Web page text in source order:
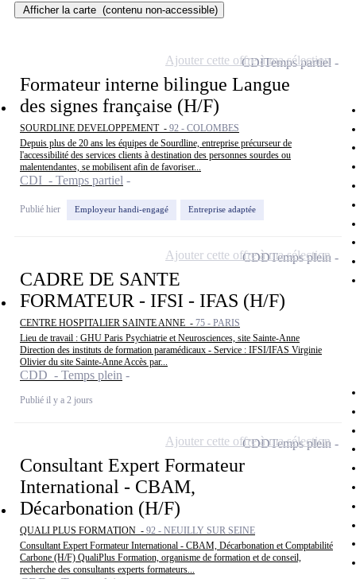
Afficher la carte (contenu non-accessible)
Formateur interne bilingue Langue
des signes française (H/F)
SOURDLINE DEVELOPPEMENT - 92 - COLOMBES
Depuis plus de 20 ans les équipes de Sourdline, entreprise précurseur de
l'accessibilité des services clients à destination des personnes sourdes ou
malentendantes, se mobilisent afin de favoriser...
CDI - Temps partiel
Publié hier Employeur handi-engagé Entreprise adaptée
CDITemps partiel
Ajouter cette offre à ma sélection
CADRE DE SANTE
FORMATEUR - IFSI - IFAS (H/F)
CENTRE HOSPITALIER SAINTE ANNE - 75 - PARIS
Lieu de travail : GHU Paris Psychiatrie et Neurosciences, site Sainte-Anne
Direction des instituts de formation paramédicaux - Service : IFSI/IFAS Virginie
Olivier du site Sainte-Anne Accès par...
CDD - Temps plein
Publié il y a 2 jours
CDDTemps plein
Ajouter cette offre à ma sélection
Consultant Expert Formateur
International - CBAM,
Décarbonation (H/F)
QUALI PLUS FORMATION - 92 - NEUILLY SUR SEINE
Consultant Expert Formateur International - CBAM, Décarbonation et Comptabilité
Carbone (H/F) QualiPlus Formation, organisme de formation et de conseil,
recherche des consultants experts formateurs...
CDDTemps plein
Ajouter cette offre à ma sélection